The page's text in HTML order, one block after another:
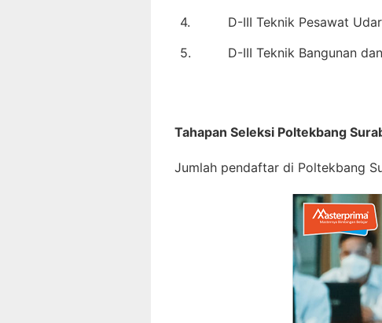
4.
D-III Teknik Pesawat
5.
D-III Teknik Bangunan
Tahapan Seleksi Poltekbang
Jumlah pendaftar di Poltekbang